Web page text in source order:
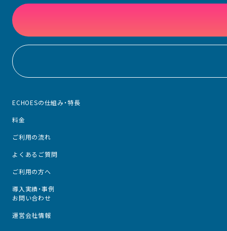
ECHOESの仕組み・特長
料金
ご利用の流れ
よくあるご質問
ご利用の方へ
導入実績・事例
お問い合わせ
運営会社情報